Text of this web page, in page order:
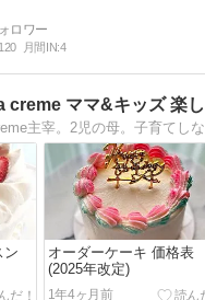
120 月間IN:4
creme ママ&キッズ 楽
ン
オーダーケーキ 価格表
(2025年改定)
1年4ヶ月前